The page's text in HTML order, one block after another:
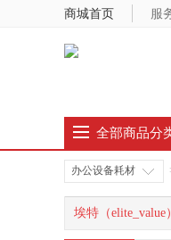
商城首页 服
全部商品分
办公设备耗材
埃特（elite_value）